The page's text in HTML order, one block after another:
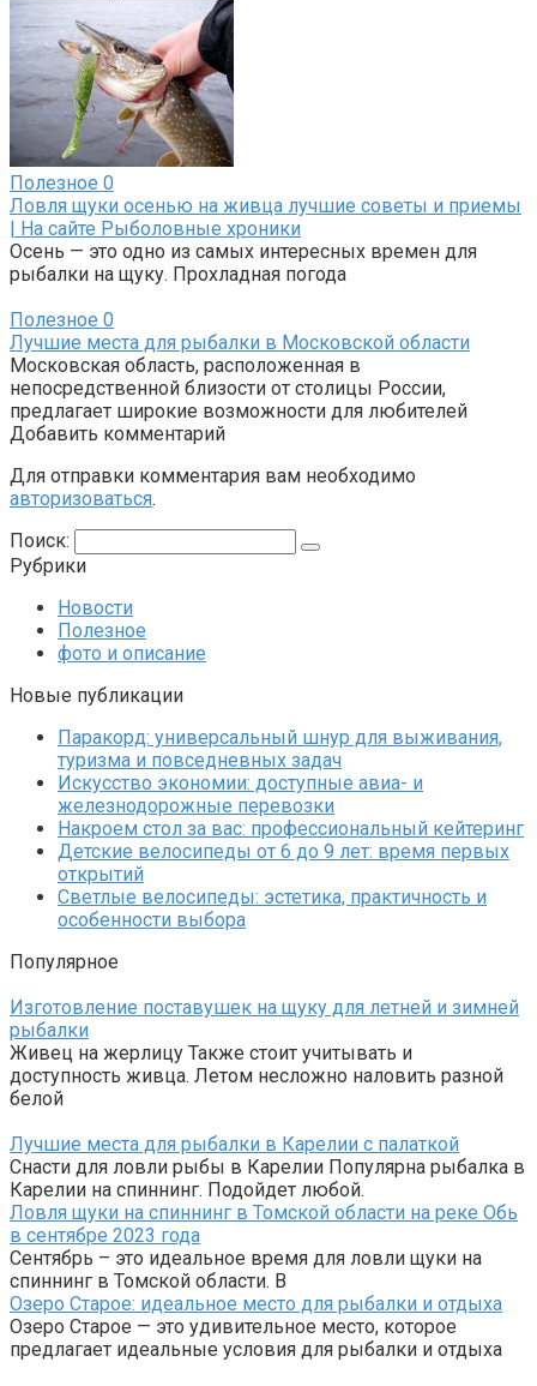
Полезное 0
Ловля щуки осенью на живца лучшие советы и приемы
| На сайте Рыболовные хроники
Осень — это одно из самых интересных времен для
рыбалки на щуку. Прохладная погода
Полезное 0
Лучшие места для рыбалки в Московской области
Московская область, расположенная в
непосредственной близости от столицы России,
предлагает широкие возможности для любителей
Добавить комментарий
Для отправки комментария вам необходимо
авторизоваться.
Поиск:
Рубрики
Новости
Полезное
фото и описание
Новые публикации
Паракорд: универсальный шнур для выживания,
туризма и повседневных задач
Искусство экономии: доступные авиа- и
железнодорожные перевозки
Накроем стол за вас: профессиональный кейтеринг
Детские велосипеды от 6 до 9 лет: время первых
открытий
Светлые велосипеды: эстетика, практичность и
особенности выбора
Популярное
Изготовление поставушек на щуку для летней и зимней
рыбалки
Живец на жерлицу Также стоит учитывать и
доступность живца. Летом несложно наловить разной
белой
Лучшие места для рыбалки в Карелии с палаткой
Снасти для ловли рыбы в Карелии Популярна рыбалка в
Карелии на спиннинг. Подойдет любой.
Ловля щуки на спиннинг в Томской области на реке Обь
в сентябре 2023 года
Сентябрь – это идеальное время для ловли щуки на
спиннинг в Томской области. В
Озеро Старое: идеальное место для рыбалки и отдыха
Озеро Старое — это удивительное место, которое
предлагает идеальные условия для рыбалки и отдыха